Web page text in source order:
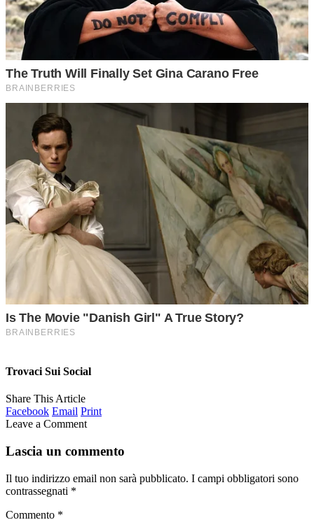
Trovaci Sui Social
Share This Article
Facebook Email Print
Leave a Comment
Lascia un commento
Il tuo indirizzo email non sarà pubblicato. I campi obbligatori sono
contrassegnati *
Commento *